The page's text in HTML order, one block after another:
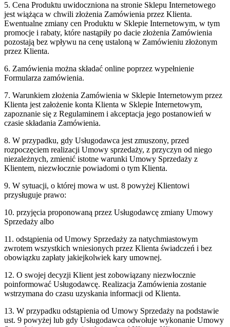
5. Cena Produktu uwidoczniona na stronie Sklepu Internetowego
jest wiążąca w chwili złożenia Zamówienia przez Klienta.
Ewentualne zmiany cen Produktu w Sklepie Internetowym, w tym
promocje i rabaty, które nastąpiły po dacie złożenia Zamówienia
pozostają bez wpływu na cenę ustaloną w Zamówieniu złożonym
przez Klienta.
6. Zamówienia można składać online poprzez wypełnienie
Formularza zamówienia.
7. Warunkiem złożenia Zamówienia w Sklepie Internetowym przez
Klienta jest założenie konta Klienta w Sklepie Internetowym,
zapoznanie się z Regulaminem i akceptacja jego postanowień w
czasie składania Zamówienia.
8. W przypadku, gdy Usługodawca jest zmuszony, przed
rozpoczęciem realizacji Umowy sprzedaży, z przyczyn od niego
niezależnych, zmienić istotne warunki Umowy Sprzedaży z
Klientem, niezwłocznie powiadomi o tym Klienta.
9. W sytuacji, o której mowa w ust. 8 powyżej Klientowi
przysługuje prawo:
10. przyjęcia proponowaną przez Usługodawcę zmiany Umowy
Sprzedaży albo
11. odstąpienia od Umowy Sprzedaży za natychmiastowym
zwrotem wszystkich wniesionych przez Klienta świadczeń i bez
obowiązku zapłaty jakiejkolwiek kary umownej.
12. O swojej decyzji Klient jest zobowiązany niezwłocznie
poinformować Usługodawcę. Realizacja Zamówienia zostanie
wstrzymana do czasu uzyskania informacji od Klienta.
13. W przypadku odstąpienia od Umowy Sprzedaży na podstawie
ust. 9 powyżej lub gdy Usługodawca odwołuje wykonanie Umowy